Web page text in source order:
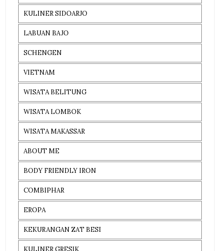
KULINER SIDOARJO
LABUAN BAJO
SCHENGEN
VIETNAM
WISATA BELITUNG
WISATA LOMBOK
WISATA MAKASSAR
ABOUT ME
BODY FRIENDLY IRON
COMBIPHAR
EROPA
KEKURANGAN ZAT BESI
KULINER GRESIK